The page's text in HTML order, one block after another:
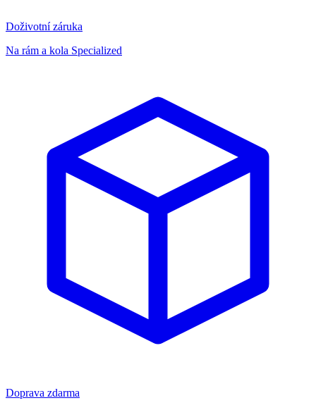
Doživotní záruka
Na rám a kola Specialized
Doprava zdarma